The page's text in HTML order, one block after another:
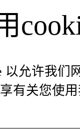
以允许我们
有关您使